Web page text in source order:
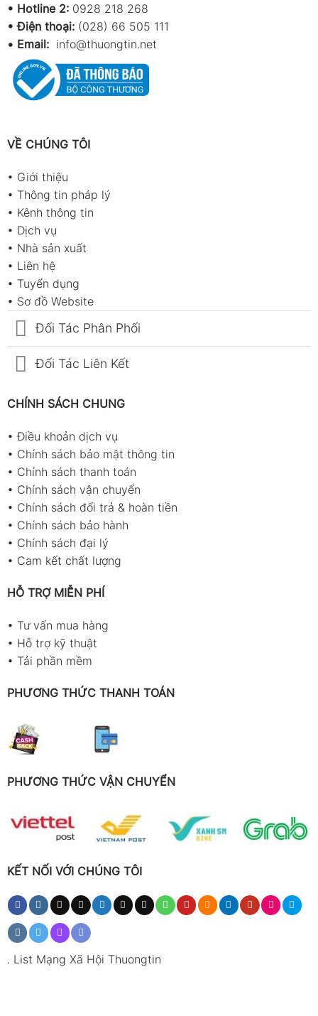
• Hotline 2: 0928 218 268
• Điện thoại: (028) 66 505 111
• Email: info@thuongtin.net
VỀ CHÚNG TÔI
• Giới thiệu
• Thông tin pháp lý
• Kênh thông tin
• Dịch vụ
• Nhà sản xuất
• Liên hệ
• Tuyển dụng
• Sơ đồ Website
Đối Tác Phân Phối
Đối Tác Liên Kết
CHÍNH SÁCH CHUNG
•Điều khoản dịch vụ
• Chính sách bảo mật thông tin
• Chính sách thanh toán
• Chính sách vận chuyển
• Chính sách đổi trả & hoàn tiền
• Chính sách bảo hành
• Chính sách đại lý
• Cam kết chất lượng
HỖ TRỢ MIỄN PHÍ
• Tư vấn mua hàng
• Hỗ trợ kỹ thuật
• Tải phần mềm
PHƯƠNG THỨC THANH TOÁN
PHƯƠNG THỨC VẬN CHUYỂN
KẾT NỐI VỚI CHÚNG TÔI
. List Mạng Xã Hội Thuongtin